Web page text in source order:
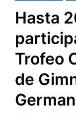
Hasta
Trofeo
de